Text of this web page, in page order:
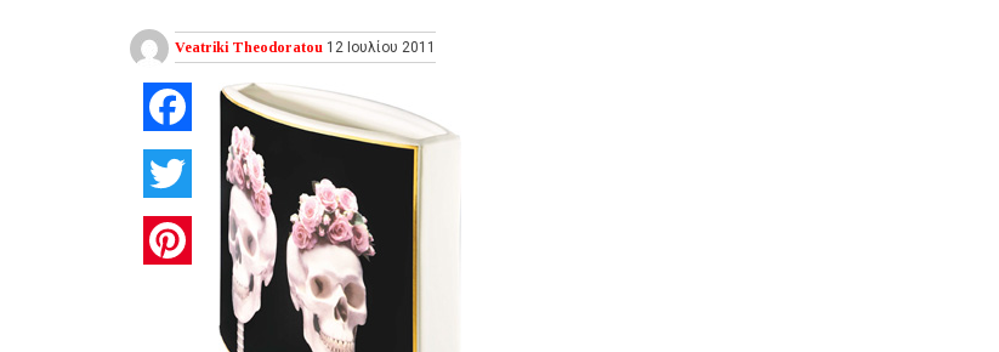
Veatriki Theodoratou 12 Ιουλίου 2011
Facebook
Twitter
Pinterest